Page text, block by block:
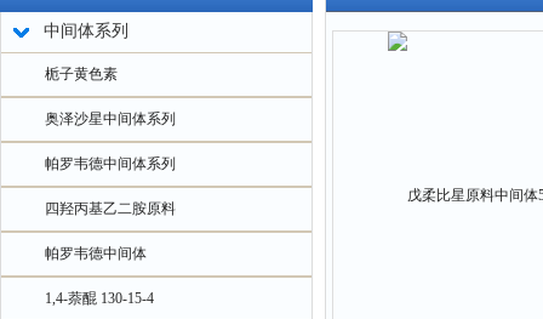
中间体系列
栀子黄色素
奥泽沙星中间体系列
帕罗韦德中间体系列
四羟丙基乙二胺原料
帕罗韦德中间体
1,4-萘醌 130-15-4